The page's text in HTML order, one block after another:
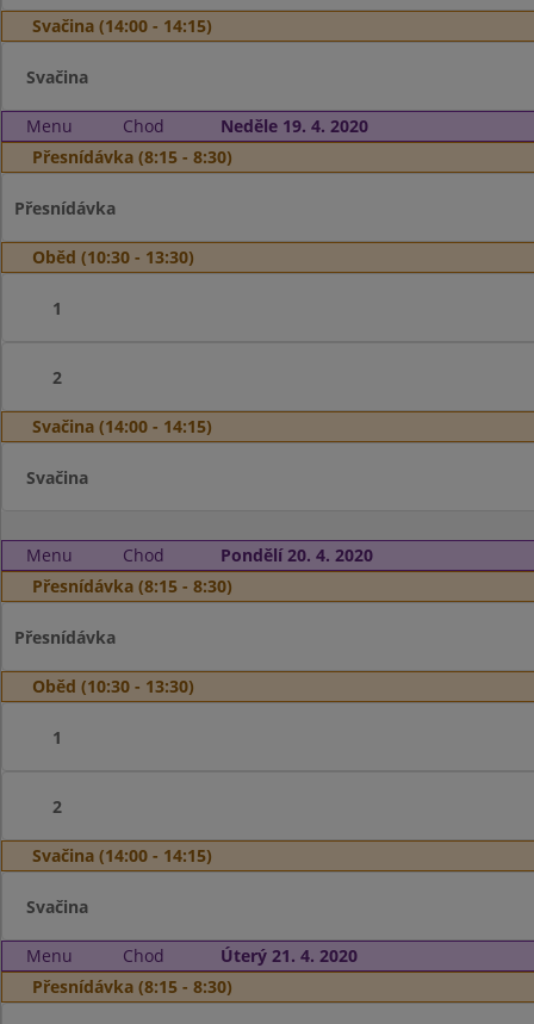
Svačina (14:00 - 14:15)
Svačina
Menu Chod
Neděle 19. 4. 2020
Přesnídávka (8:15 - 8:30)
Přesnídávka
Oběd (10:30 - 13:30)
1
2
Svačina (14:00 - 14:15)
Svačina
Menu Chod
Pondělí 20. 4. 2020
Přesnídávka (8:15 - 8:30)
Přesnídávka
Oběd (10:30 - 13:30)
1
2
Svačina (14:00 - 14:15)
Svačina
Menu Chod
Úterý 21. 4. 2020
Přesnídávka (8:15 - 8:30)